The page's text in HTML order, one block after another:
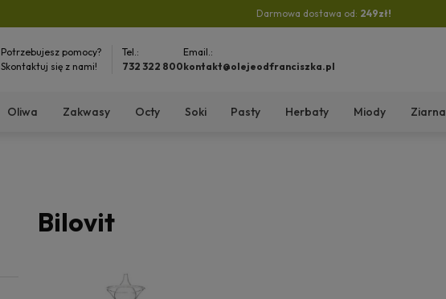
Darmowa dostawa od: 249zł!
Potrzebujesz pomocy?
Skontaktuj się z nami!
Tel.:
732 322 800
Email.:
kontakt@olejeodfranciszka.pl
Oliwa Zakwasy Octy Soki Pasty Herbaty Miody Ziarna
Bilovit